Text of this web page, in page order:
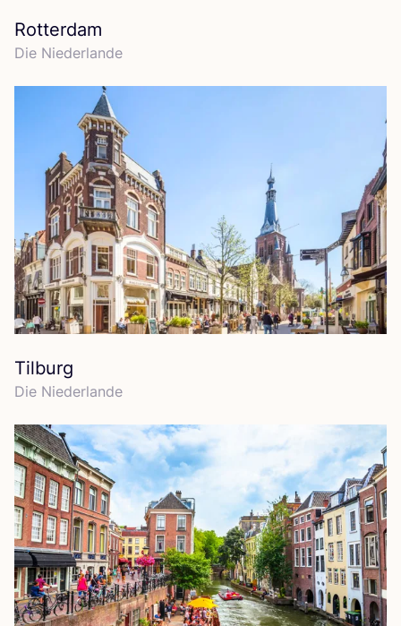
Rotterdam
Die Nie­der­lan­de
Tilburg
Die Nie­der­lan­de